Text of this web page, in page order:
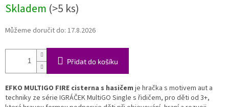
cena:
Skladem (>5 ks)
Můžeme doručit do: 17.8.2026
Přidat do košíku
EFKO MULTIGO FIRE cisterna s hasičem je hračka s motivem aut a
techniky ze série IGRÁČEK MultiGO Single s řidičem, pro děti od 3+,